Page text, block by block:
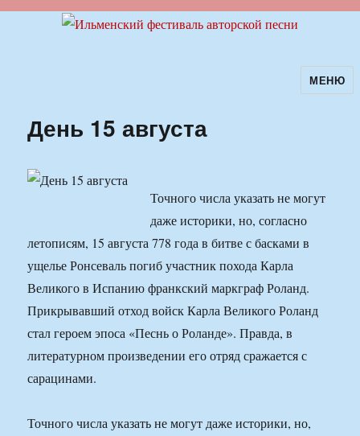
Ильменский фестиваль авторскойМЕНЮ
День 15 августа
Точного числа указать не могут
даже историки, но, согласно
летописям, 15 августа 778 года в битве с басками в
ущелье Ронсеваль погиб участник похода Карла
Великого в Испанию франкский маркграф Роланд.
Прикрывавший отход войск Карла Великого Роланд
стал героем эпоса «Песнь о Роланде». Правда, в
литературном произведении его отряд сражается с
сарацинами.
Точного числа указать не могут даже историки, но,